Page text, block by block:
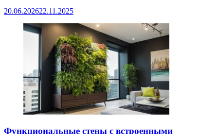
20.06.202622.11.2025
Функциональные стены с встроенными